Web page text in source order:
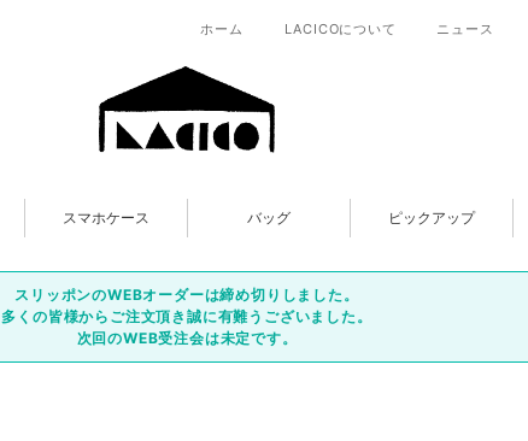
ホーム LACICOについて ニュース
スマホケース バッグ ピックアップ
スリッポンのWEBオーダーは締め切りしました。
多くの皆様からご注文頂き誠に有難うございました。
次回のWEB受注会は未定です。